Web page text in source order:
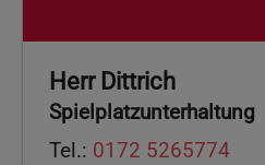
Herr Dittrich
Spielplatzunterhaltung
Tel.: 0172 5265774